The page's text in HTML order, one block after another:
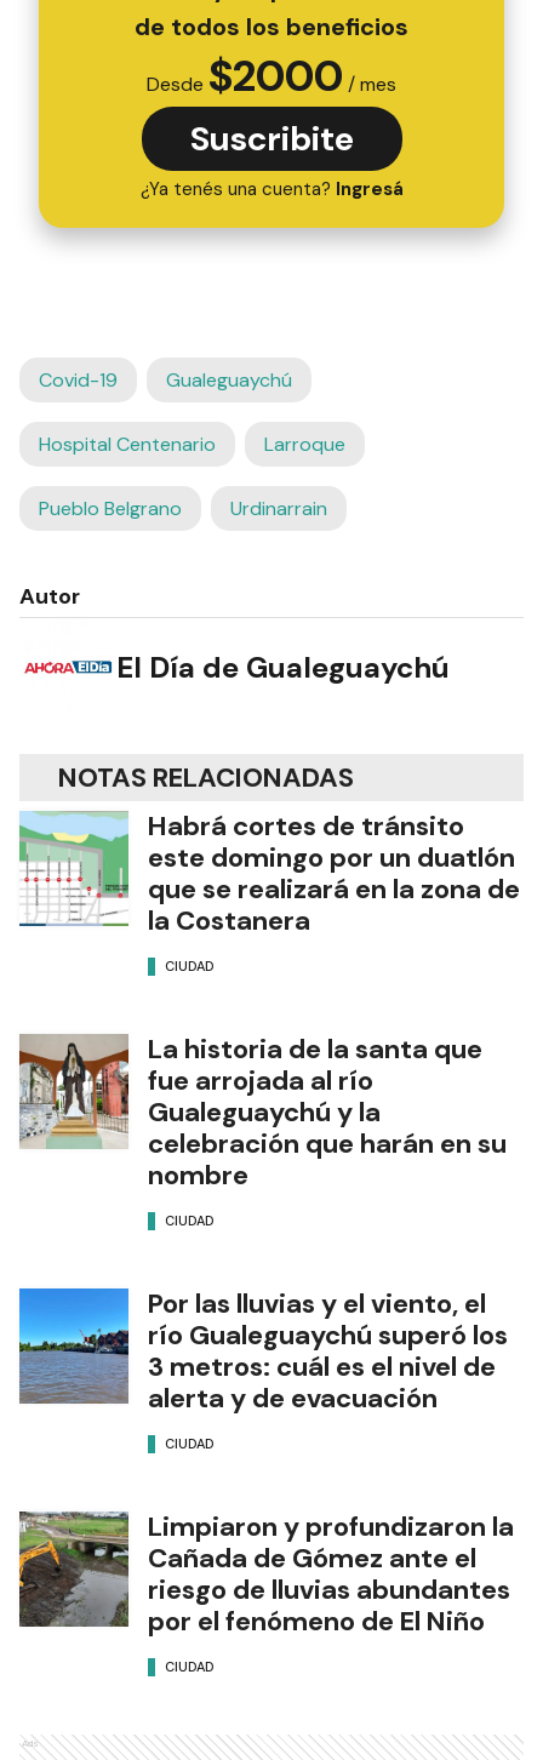
de todos los beneficios
Desde $2000 / mes
Suscribite
¿Ya tenés una cuenta? Ingresá
Covid-19 Gualeguaychú
Hospital Centenario Larroque
Pueblo Belgrano Urdinarrain
Autor
El Día de Gualeguaychú
NOTAS RELACIONADAS
Habrá cortes de tránsito
este domingo por un duatlón
que se realizará en la zona de
la Costanera
CIUDAD
La historia de la santa que
fue arrojada al río
Gualeguaychú y la
celebración que harán en su
nombre
CIUDAD
Por las lluvias y el viento, el
río Gualeguaychú superó los
3 metros: cuál es el nivel de
alerta y de evacuación
CIUDAD
Limpiaron y profundizaron la
Cañada de Gómez ante el
riesgo de lluvias abundantes
por el fenómeno de El Niño
CIUDAD
Ads